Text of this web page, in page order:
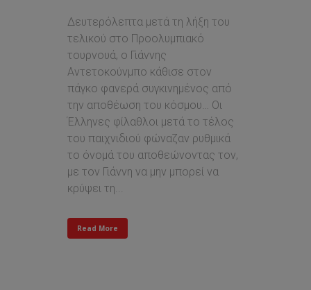
Δευτερόλεπτα μετά τη λήξη του
τελικού στο Προολυμπιακό
τουρνουά, ο Γιάννης
Αντετοκούνμπο κάθισε στον
πάγκο φανερά συγκινημένος από
την αποθέωση του κόσμου… Οι
Έλληνες φίλαθλοι μετά το τέλος
του παιχνιδιού φώναζαν ρυθμικά
το όνομά του αποθεώνοντας τον,
με τον Γιάννη να μην μπορεί να
κρύψει τη...
Read More